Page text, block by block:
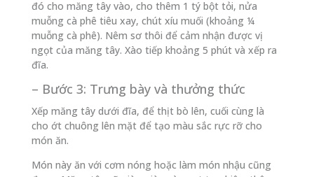
đó cho măng tây vào, cho thêm 1 tý bột tỏi, nửa
muỗng cà phê tiêu xay, chút xíu muối (khoảng ¼
muỗng cà phê). Nêm sơ thôi để cảm nhận được vị
ngọt của măng tây. Xào tiếp khoảng 5 phút và xếp ra
đĩa.
– Bước 3: Trưng bày và thưởng thức
Xếp măng tây dưới đĩa, để thịt bò lên, cuối cùng là
cho ớt chuông lên mặt để tạo màu sắc rực rỡ cho
món ăn.
Món này ăn với cơm nóng hoặc làm món nhậu cũng